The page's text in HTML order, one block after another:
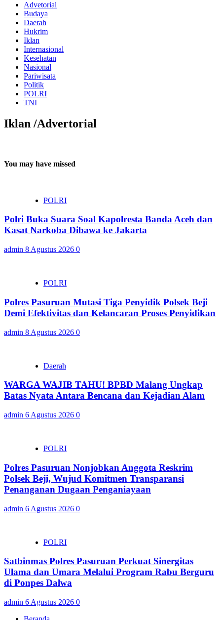
Advetorial
Budaya
Daerah
Hukrim
Iklan
Internasional
Kesehatan
Nasional
Pariwisata
Politik
POLRI
TNI
Iklan /Advertorial
You may have missed
POLRI
Polri Buka Suara Soal Kapolresta Banda Aceh dan
Kasat Narkoba Dibawa ke Jakarta
admin 8 Agustus 2026 0
POLRI
Polres Pasuruan Mutasi Tiga Penyidik Polsek Beji
Demi Efektivitas dan Kelancaran Proses Penyidikan
admin 8 Agustus 2026 0
Daerah
WARGA WAJIB TAHU! BPBD Malang Ungkap
Batas Nyata Antara Bencana dan Kejadian Alam
admin 6 Agustus 2026 0
POLRI
Polres Pasuruan Nonjobkan Anggota Reskrim
Polsek Beji, Wujud Komitmen Transparansi
Penanganan Dugaan Penganiayaan
admin 6 Agustus 2026 0
POLRI
Satbinmas Polres Pasuruan Perkuat Sinergitas
Ulama dan Umara Melalui Program Rabu Berguru
di Ponpes Dalwa
admin 6 Agustus 2026 0